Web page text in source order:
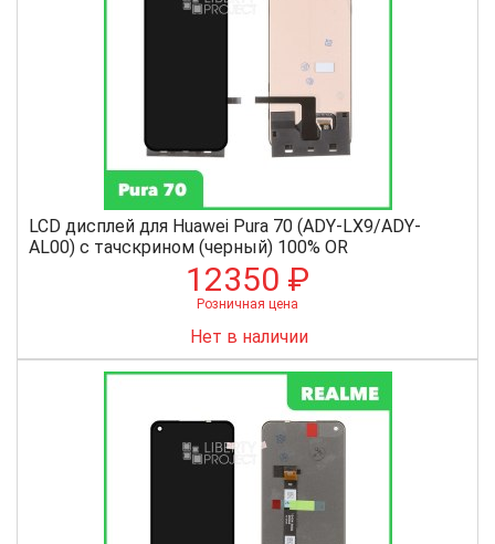
LCD дисплей для Huawei Pura 70 (ADY-LX9/ADY-
AL00) с тачскрином (черный) 100% OR
12350 ₽
Розничная цена
Нет в наличии